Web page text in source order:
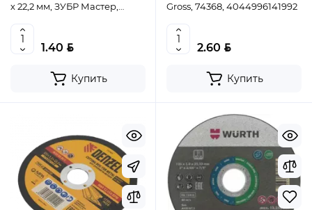
х 22,2 мм, ЗУБР Мастер,
1.40 BYN
Купить
Gross, 74368, 4044996141992
2.60 BYN
Купить